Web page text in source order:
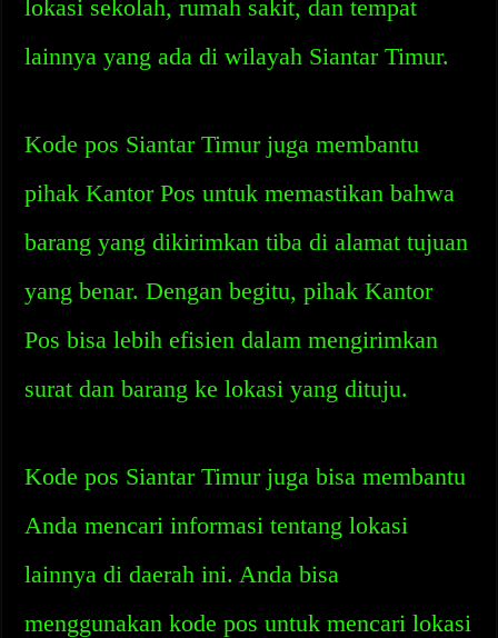
lokasi sekolah, rumah sakit, dan tempat
lainnya yang ada di wilayah Siantar Timur.
Kode pos Siantar Timur juga membantu
pihak Kantor Pos untuk memastikan bahwa
barang yang dikirimkan tiba di alamat tujuan
yang benar. Dengan begitu, pihak Kantor
Pos bisa lebih efisien dalam mengirimkan
surat dan barang ke lokasi yang dituju.
Kode pos Siantar Timur juga bisa membantu
Anda mencari informasi tentang lokasi
lainnya di daerah ini. Anda bisa
menggunakan kode pos untuk mencari lokasi